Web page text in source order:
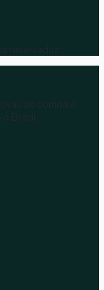
reservados.
de corrida e
Brasil.